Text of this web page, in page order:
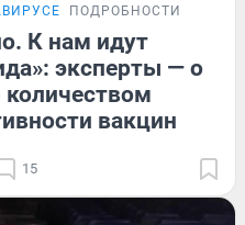
ПОДРОБНОСТИ
К нам идут
эксперты — о
вакцин
15